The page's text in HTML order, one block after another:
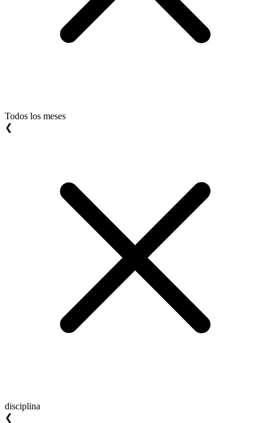
Todos los meses
❮
disciplina
❮